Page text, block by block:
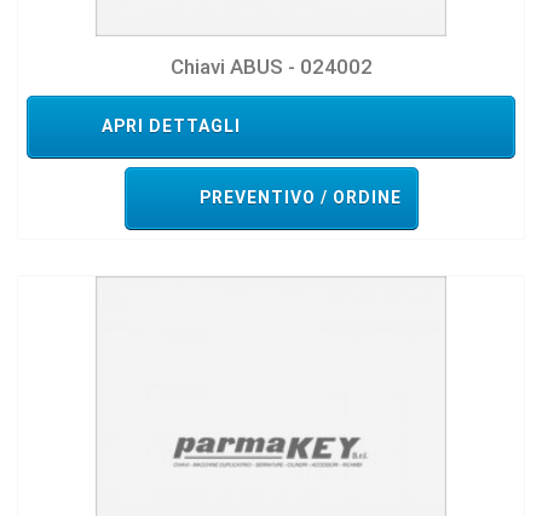
Chiavi ABUS - 024002
APRI DETTAGLI
PREVENTIVO / ORDINE